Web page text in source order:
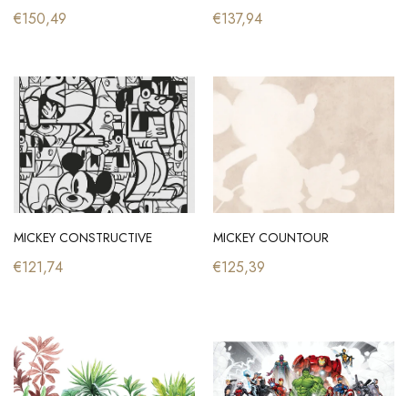
€150,49 €137,94
MICKEY CONSTRUCTIVE
€121,74
MICKEY COUNTOUR
€125,39